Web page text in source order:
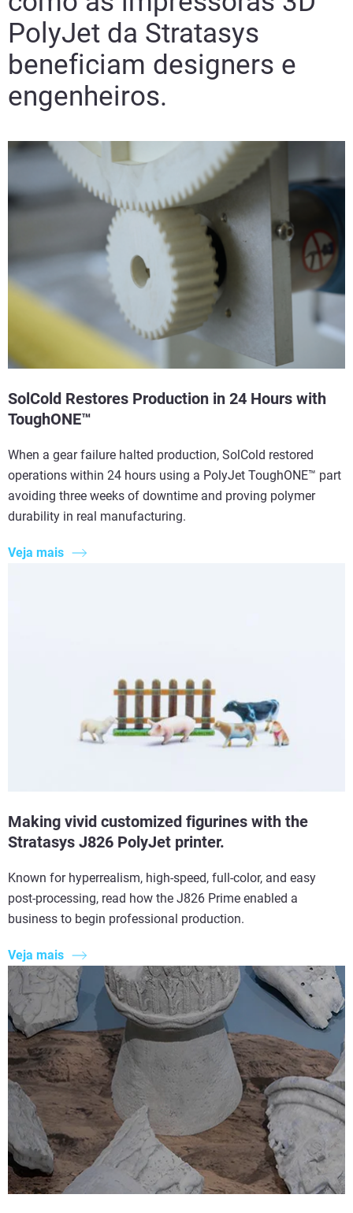
PolyJet da Stratasys
beneficiam designers e
engenheiros.
SolCold Restores Production in 24 Hours with
ToughONE™
When a gear failure halted production, SolCold restored
operations within 24 hours using a PolyJet ToughONE™ part
avoiding three weeks of downtime and proving polymer
durability in real manufacturing.
Veja mais
Making vivid customized figurines with the
Stratasys J826 PolyJet printer.
Known for hyperrealism, high-speed, full-color, and easy
post-processing, read how the J826 Prime enabled a
business to begin professional production.
Veja mais